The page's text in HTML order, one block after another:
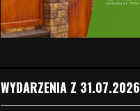
WYDARZENIA Z 31.07.2026